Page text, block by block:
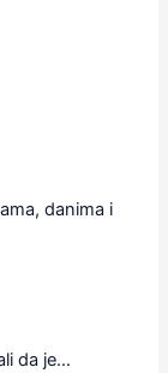
danima i
da je…